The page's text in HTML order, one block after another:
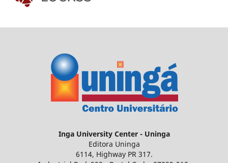
Inga University Center - Uninga
Editora Uninga
6114, Highway PR 317.